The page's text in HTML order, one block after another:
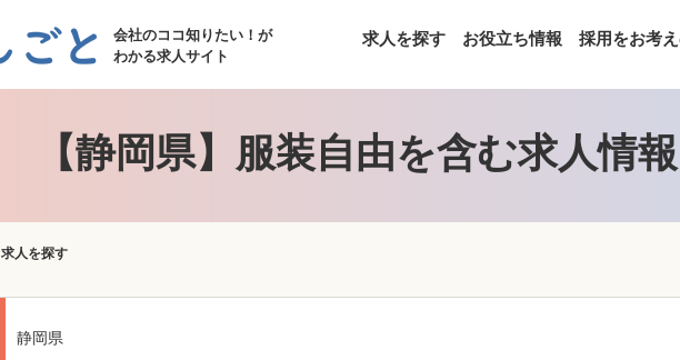
会社のココ知りたい！が
わかる求人サイト
求人を探す お役立ち情報 採用をお考
【静岡県】服装自由を含む求人情報
求人を探す
静岡県